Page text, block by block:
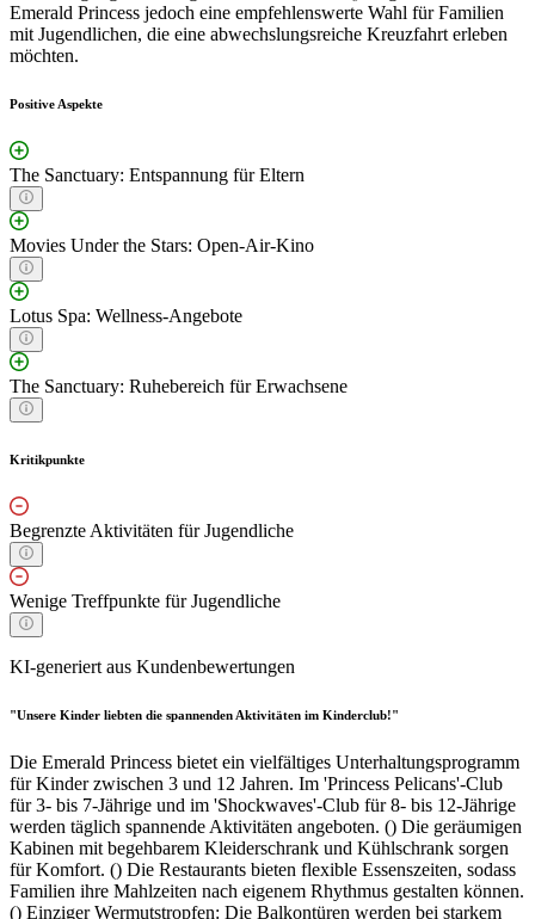
Emerald Princess jedoch eine empfehlenswerte Wahl für Familien
mit Jugendlichen, die eine abwechslungsreiche Kreuzfahrt erleben
möchten.
Positive Aspekte
The Sanctuary: Entspannung für Eltern
Movies Under the Stars: Open-Air-Kino
Lotus Spa: Wellness-Angebote
The Sanctuary: Ruhebereich für Erwachsene
Kritikpunkte
Begrenzte Aktivitäten für Jugendliche
Wenige Treffpunkte für Jugendliche
KI-generiert aus Kundenbewertungen
"Unsere Kinder liebten die spannenden Aktivitäten im Kinderclub!"
Die Emerald Princess bietet ein vielfältiges Unterhaltungsprogramm
für Kinder zwischen 3 und 12 Jahren. Im 'Princess Pelicans'-Club
für 3- bis 7-Jährige und im 'Shockwaves'-Club für 8- bis 12-Jährige
werden täglich spannende Aktivitäten angeboten. () Die geräumigen
Kabinen mit begehbarem Kleiderschrank und Kühlschrank sorgen
für Komfort. () Die Restaurants bieten flexible Essenszeiten, sodass
Familien ihre Mahlzeiten nach eigenem Rhythmus gestalten können.
() Einziger Wermutstropfen: Die Balkontüren werden bei starkem